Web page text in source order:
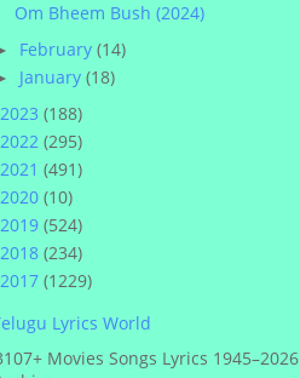
Om Bheem Bush (2024)
February(14)
January(18)
2023 (188)
2022 (295)
2021 (491)
2020 (10)
2019 (524)
2018 (234)
2017 (1229)
Lyrics World
Movies Songs Lyrics 1945–2026